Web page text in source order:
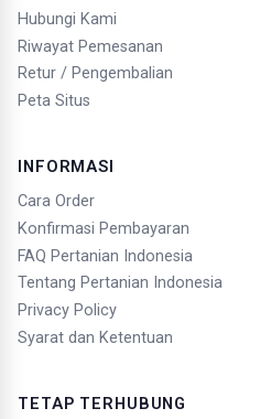
Hubungi Kami
Riwayat Pemesanan
Retur / Pengembalian
Peta Situs
INFORMASI
Cara Order
Konfirmasi Pembayaran
FAQ Pertanian Indonesia
Tentang Pertanian Indonesia
Privacy Policy
Syarat dan Ketentuan
TETAP TERHUBUNG